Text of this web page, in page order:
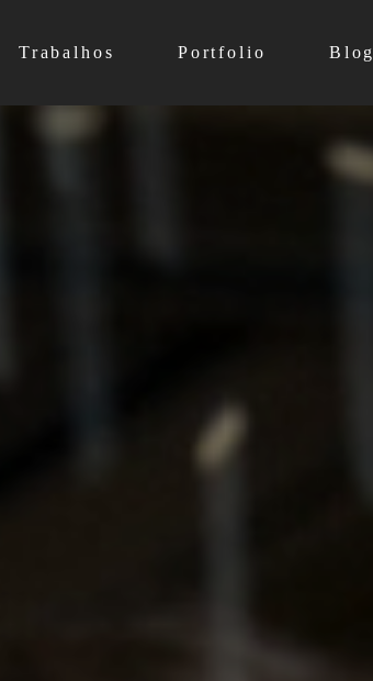
Trabalhos Portfolio Blog